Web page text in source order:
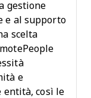
gestione
e al supporto
scelta
e
entità, così le